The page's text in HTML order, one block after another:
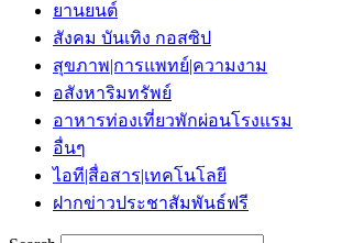
ยานยนต์
สังคม บันเทิง กอสซิป
สุขภาพ|การแพทย์|ความงาม
อสังหาริมทรัพย์
อาหารท่องเที่ยวพักผ่อนโรงแรม
อื่นๆ
ไอที|สื่อสาร|เทคโนโลยี
ฝากข่าวประชาสัมพันธ์ฟรี